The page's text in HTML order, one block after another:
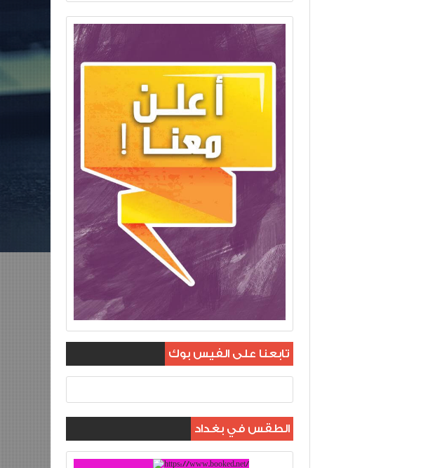
تابعنا على الفيس بوك
الطقس في بغداد